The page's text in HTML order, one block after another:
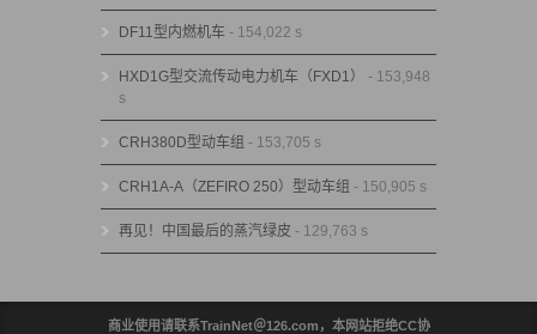
DF11型内燃机车 - 154,022 s
HXD1G型交流传动电力机车（FXD1）
- 153,948
s
CRH380D型动车组 - 153,705 s
CRH1A-A（ZEFIRO 250）型动车组 - 150,905 s
再见！中国最后的蒸汽绿皮 - 129,763 s
商业使用请联系TrainNet＠126.com，本网站拒绝CC协